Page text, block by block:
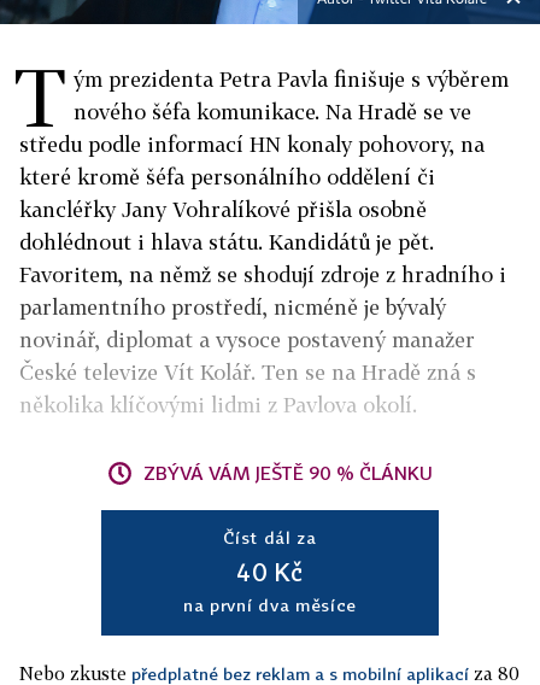
T ým prezidenta Petra Pavla finišuje s výběrem
nového šéfa komunikace. Na Hradě se ve
středu podle informací HN konaly pohovory, na
které kromě šéfa personálního oddělení či
kancléřky Jany Vohralíkové přišla osobně
dohlédnout i hlava státu. Kandidátů je pět.
Favoritem, na němž se shodují zdroje z hradního i
parlamentního prostředí, nicméně je bývalý
novinář, diplomat a vysoce postavený manažer
České televize Vít Kolář. Ten se na Hradě zná s
několika klíčovými lidmi z Pavlova okolí.
ZBÝVÁ VÁM JEŠTĚ 90 % ČLÁNKU
Číst dál za
40 Kč
na první dva měsíce
Nebo zkuste předplatné bez reklam a s mobilní aplikací za 80